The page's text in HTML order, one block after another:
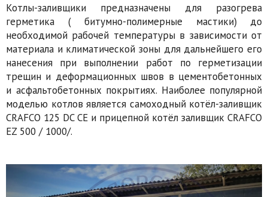
Котлы-заливщики предназначены для разогрева
герметика ( битумно-полимерные мастики) до
необходимой рабочей температуры в зависимости от
материала и климатической зоны для дальнейшего его
нанесения при выполнении работ по герметизации
трещин и деформационных швов в цементобетонных
и асфальтобетонных покрытиях. Наиболее популярной
моделью котлов является самоходный котёл-заливщик
CRAFCO 125 DC CE и прицепной котёл заливщик CRAFCO
EZ 500 / 1000/.